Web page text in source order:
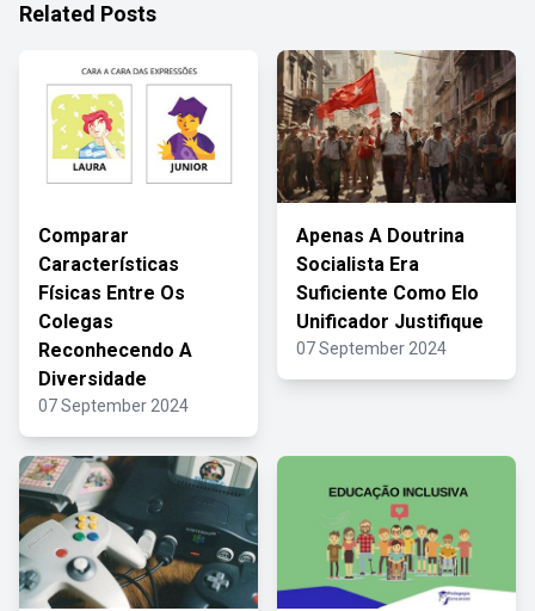
Related Posts
Comparar
Características
Físicas Entre Os
Colegas
Reconhecendo A
Diversidade
07 September 2024
Apenas A Doutrina
Socialista Era
Suficiente Como Elo
Unificador Justifique
07 September 2024